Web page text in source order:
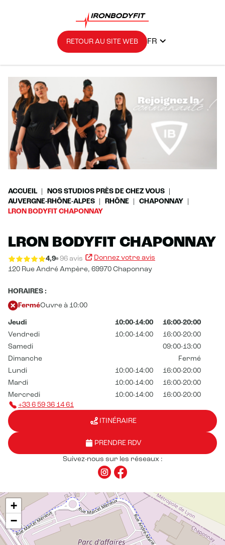
RETOUR AU SITE WEB FR
ACCUEIL
NOS STUDIOS PRÈS DE CHEZ VOUS
AUVERGNE-RHÔNE-ALPES
RHÔNE
CHAPONNAY
LRON BODYFIT CHAPONNAY
LRON BODYFIT CHAPONNAY
4,9 96 avis
Donnez votre avis
120 Rue André Ampère, 69970 Chaponnay
HORAIRES :
FerméOuvre à 10:00
Jeudi 10:00-14:00
16:00-20:00
Vendredi
10:00-14:00
16:00-20:00
Samedi
09:00-13:00
Dimanche
Fermé
Lundi
10:00-14:00
16:00-20:00
Mardi
10:00-14:00
16:00-20:00
Mercredi
10:00-14:00
16:00-20:00
+33 6 59 36 14 61
ITINÉRAIRE
PRENDRE RDV
Suivez-nous sur les réseaux :
+
−